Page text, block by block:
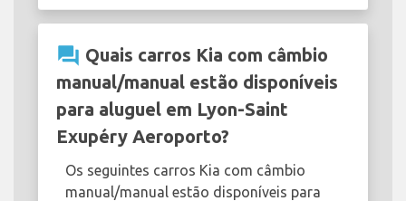
question_answer Quais carros Kia com câmbio
manual/manual estão disponíveis
para aluguel em Lyon-Saint
Exupéry Aeroporto?
Os seguintes carros Kia com câmbio
manual/manual estão disponíveis para